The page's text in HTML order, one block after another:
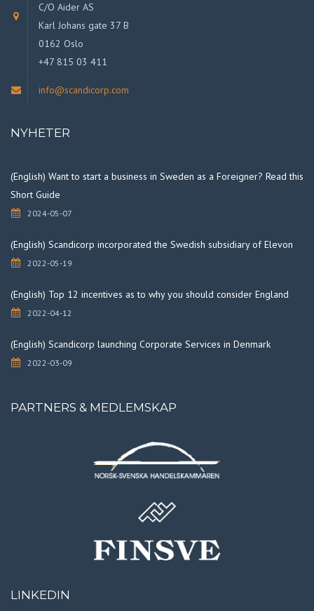
C/O Aider AS
Karl Johans gate 37 B
0162 Oslo
+47 815 03 411
info@scandicorp.com
NYHETER
(English) Want to start a business in Sweden as a Foreigner? Read this
Short Guide
2024-05-07
(English) Scandicorp incorporated the Swedish subsidiary of Elevon
2022-05-19
(English) Top 12 incentives as to why you should consider England
2022-04-12
(English) Scandicorp launching Corporate Services in Denmark
2022-03-09
PARTNERS & MEDLEMSKAP
LINKEDIN